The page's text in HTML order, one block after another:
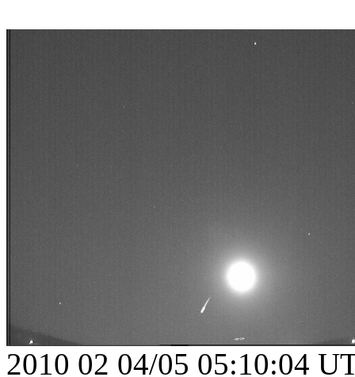
2010 02 04/05 05:10:04